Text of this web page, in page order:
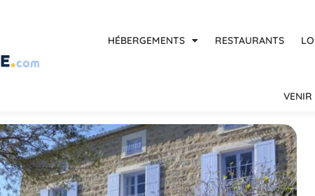
HÉBERGEMENTS RESTAURANTS
VENIR